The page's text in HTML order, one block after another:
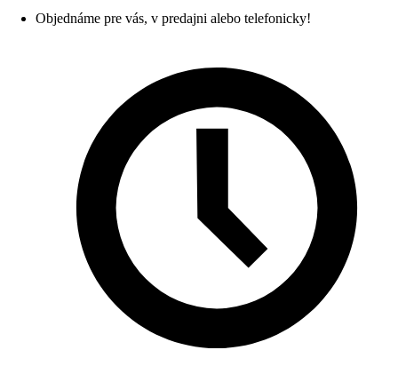
Objednáme pre vás, v predajni alebo telefonicky!